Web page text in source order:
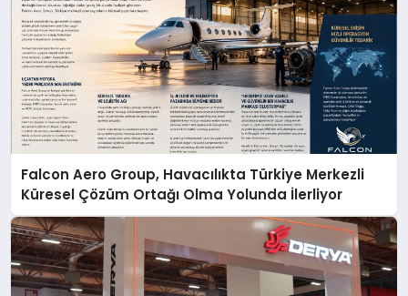
Falcon Aero Group, Havacılıkta Türkiye Merkezli
Küresel Çözüm Ortağı Olma Yolunda İlerliyor